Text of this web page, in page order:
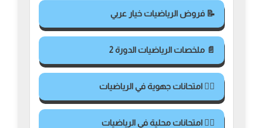
📝 فروض الرياضيات خيار عربي
📄 ملخصات الرياضيات الدورة 2
✍🏻 امتحانات جهوية في الرياضيات
✍🏻 امتحانات محلية في الرياضيات